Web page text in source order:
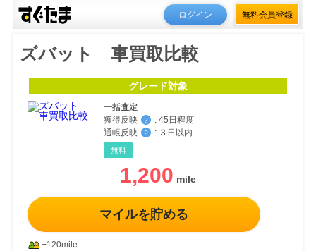
ログイン 無料会員登録
ズバット 車買取比較
グレード対象
一括査定
獲得反映
？ : 45日程度
通帳反映
？ : ３日以内
無料
1,200
マイルを貯める
+120mile